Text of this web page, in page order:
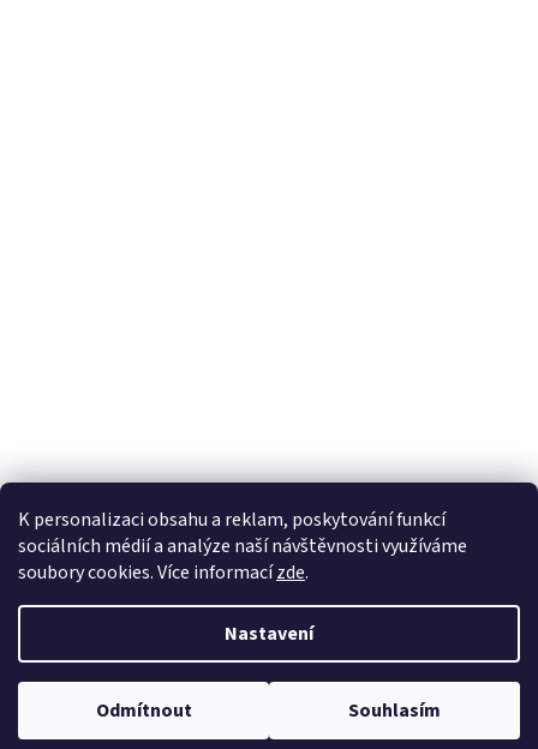
K personalizaci obsahu a reklam, poskytování funkcí
sociálních médií a analýze naší návštěvnosti využíváme
soubory cookies. Více informacízde.
Nastavení
Odmítnout Souhlasím
Nastavil tým EshopyUmíme.cz
Copyright 2026sperkynisa.cz. Všechna práva vyhrazena.Upravit